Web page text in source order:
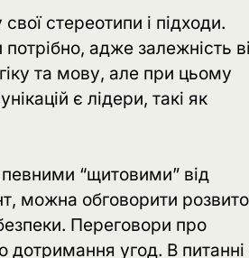
стереотипи і підходи.
адже залежність
та мову, але при цьому
є лідери, такі як
“щитовими” від
можна обговорити
Переговори про
дотримання угод. В питанні